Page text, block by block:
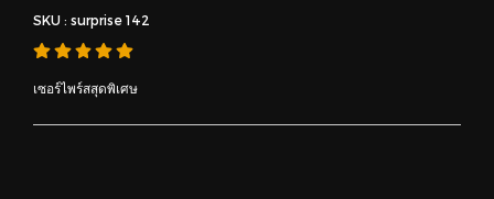
SKU : surprise 142
เซอร์ไพร์สสุดพิเศษ